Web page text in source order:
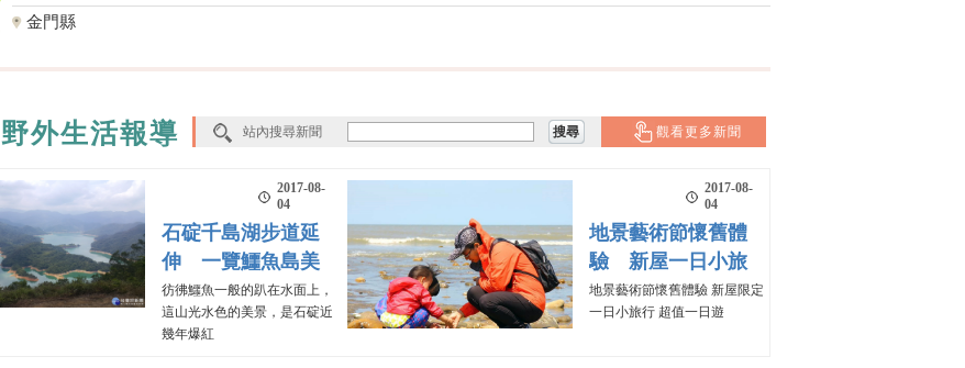
金門縣
野外生活報導 站內搜尋新聞 觀看更多新聞
2017-08-
04
石碇千島湖步道延
伸 一覽鱷魚島美
彷彿鱷魚一般的趴在水面上，
這山光水色的美景，是石碇近
幾年爆紅
2017-08-
04
地景藝術節懷舊體
驗 新屋一日小旅
地景藝術節懷舊體驗 新屋限定
一日小旅行 超值一日遊